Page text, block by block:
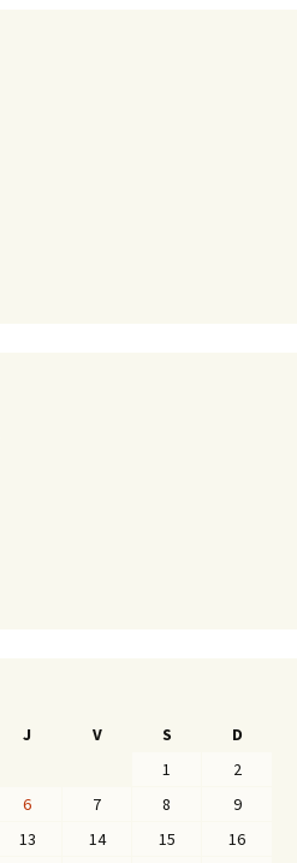
J V S
D
1
2
6 7 8
9
13 14 15
16